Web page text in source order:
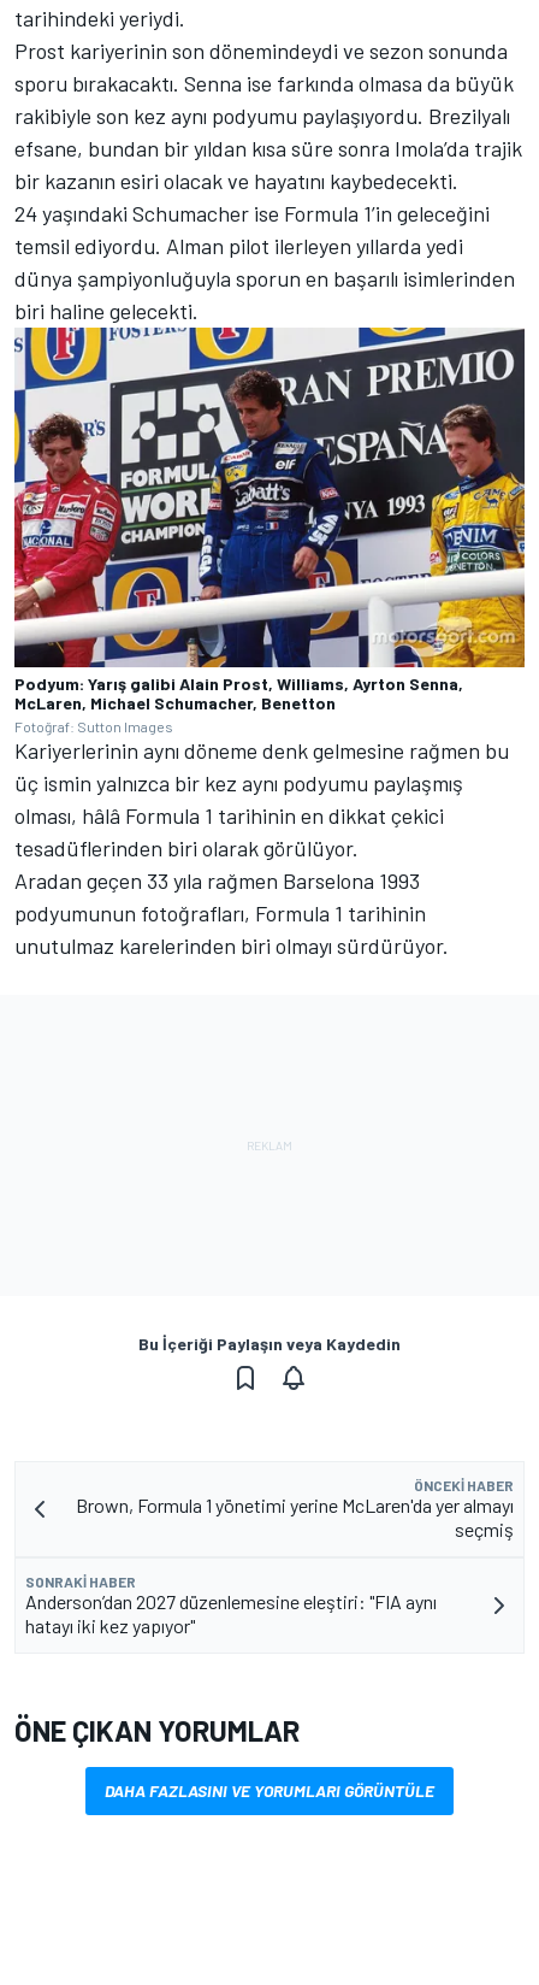
tarihindeki yeriydi.
Prost kariyerinin son dönemindeydi ve sezon sonunda
sporu bırakacaktı. Senna ise farkında olmasa da büyük
rakibiyle son kez aynı podyumu paylaşıyordu. Brezilyalı
efsane, bundan bir yıldan kısa süre sonra Imola’da trajik
bir kazanın esiri olacak ve hayatını kaybedecekti.
24 yaşındaki Schumacher ise Formula 1’in geleceğini
temsil ediyordu. Alman pilot ilerleyen yıllarda yedi
dünya şampiyonluğuyla sporun en başarılı isimlerinden
biri haline gelecekti.
Podyum: Yarış galibi Alain Prost, Williams, Ayrton Senna,
McLaren, Michael Schumacher, Benetton
Fotoğraf: Sutton Images
Kariyerlerinin aynı döneme denk gelmesine rağmen bu
üç ismin yalnızca bir kez aynı podyumu paylaşmış
olması, hâlâ Formula 1 tarihinin en dikkat çekici
tesadüflerinden biri olarak görülüyor.
Aradan geçen 33 yıla rağmen Barselona 1993
podyumunun fotoğrafları, Formula 1 tarihinin
unutulmaz karelerinden biri olmayı sürdürüyor.
Bu İçeriği Paylaşın veya Kaydedin
ÖNCEKI HABER
Brown, Formula 1 yönetimi yerine McLaren'da yer almayı
seçmiş
SONRAKI HABER
Anderson’dan 2027 düzenlemesine eleştiri: "FIA aynı
hatayı iki kez yapıyor"
ÖNE ÇIKAN YORUMLAR
DAHA FAZLASINI VE YORUMLARI GÖRÜNTÜLE